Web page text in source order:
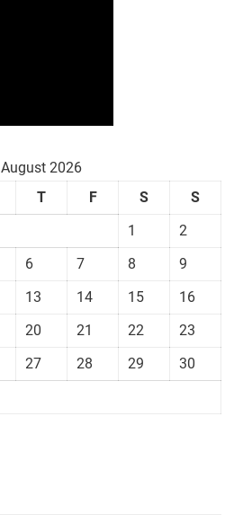
August 2026
T F S
S
1
2
6 7 8
9
13 14 15
16
20 21 22
23
27 28 29
30